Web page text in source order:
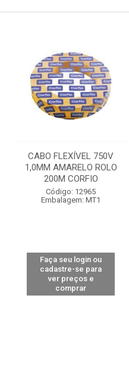
CABO FLEXÍVEL 750V
1,0MM AMARELO ROLO
200M CORFIO
Código: 12965
Embalagem: MT1
Faça seu login ou
cadastre-se para
ver preços e
comprar